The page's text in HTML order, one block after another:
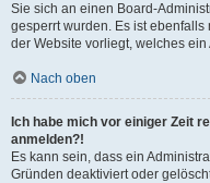
Sie sich an einen Board-
gesperrt wurden. Es ist
der Website vorliegt, welches
Nach oben
Ich habe mich vor einiger Zeit
anmelden?!
Es kann sein, dass ein
Gründen deaktiviert oder